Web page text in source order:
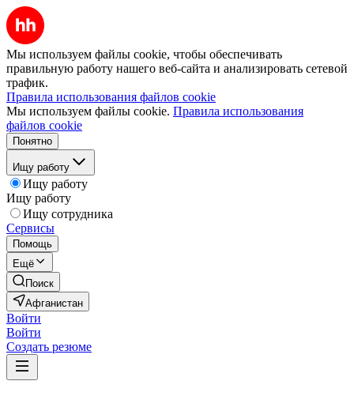
Мы используем файлы cookie, чтобы обеспечивать
правильную работу нашего веб-сайта и анализировать сетевой
трафик.
Правила использования файлов cookie
Мы используем файлы cookie. Правила использования
файлов cookie
Понятно
Ищу работу
Ищу работу
Ищу работу
Ищу сотрудника
Сервисы
Помощь
Ещё
Поиск
Афганистан
Войти
Войти
Создать резюме